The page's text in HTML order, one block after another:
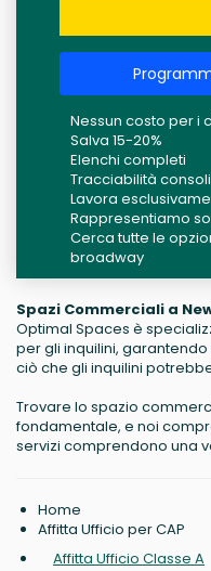
Nessun costo per i
Salva 15-20%
Elenchi completi
Tracciabilità
Lavora
Rappresentiamo
Cerca tutte le
broadway
Spazi Commerciali a
Optimal Spaces è
per gli inquilini,
ciò che gli inquilini
Trovare lo spazio
fondamentale, e noi
servizi comprendono una
Home
Affitta Ufficio per CAP
Affitta Ufficio Classe A